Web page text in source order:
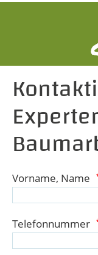
Vorname, Name
Telefonnummer